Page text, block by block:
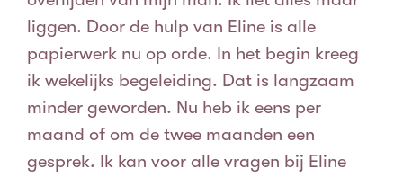
liggen. Door de hulp van Eline is alle
papierwerk nu op orde. In het begin kreeg
ik wekelijks begeleiding. Dat is langzaam
minder geworden. Nu heb ik eens per
maand of om de twee maanden een
gesprek. Ik kan voor alle vragen bij Eline